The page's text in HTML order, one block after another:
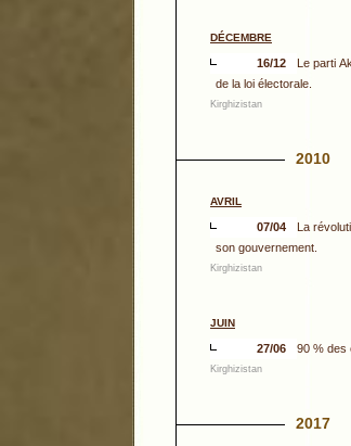
DÉCEMBRE
16/12
Le parti
de la loi électorale.
Kirghizistan
2010
AVRIL
07/04
La
son gouvernement.
Kirghizistan
JUIN
27/06 90 % des
Kirghizistan
2017